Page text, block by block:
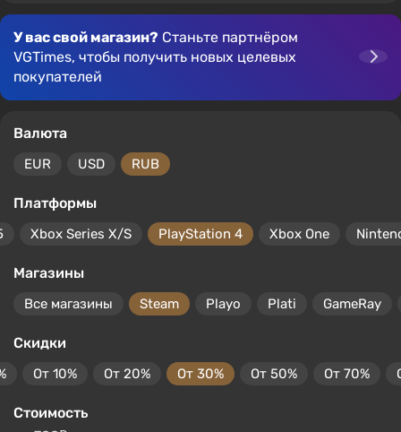
У вас свой магазин? Станьте партнёром
VGTimes, чтобы получить новых целевых
покупателей
Валюта
EUR USD RUB
Платформы
Xbox Series X/S PlayStation 4 Xbox One
Магазины
Все магазины Steam Playo Plati GameRay
Скидки
От 10% От 20% От 30% От 50% От 70%
Стоимость